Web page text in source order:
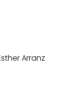
Arranz